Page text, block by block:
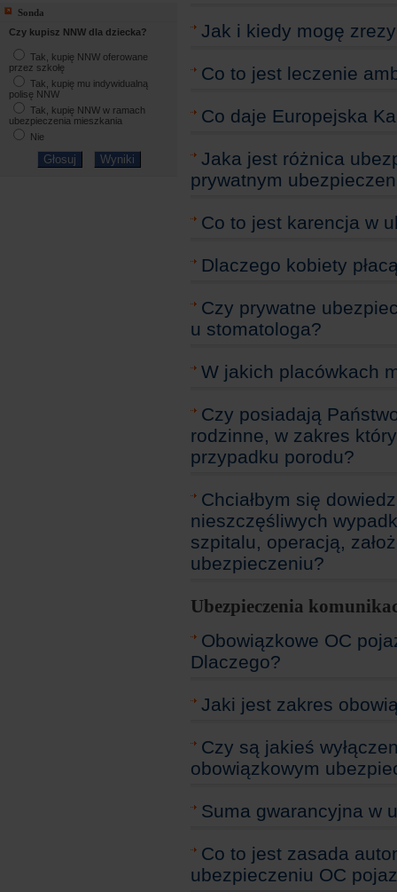
Sonda
Czy kupisz NNW dla dziecka?
Tak, kupię NNW oferowane
przez szkołę
Tak, kupię mu indywidualną
polisę NNW
Tak, kupię NNW w ramach
ubezpieczenia mieszkania
Nie
Jak i kiedy mogę
Co to jest leczenie
Co daje Europejska
Jaka jest różnica
prywatnym
Co to jest karencja w
Dlaczego kobiety
Czy prywatne
u stomatologa?
W jakich placówkach
Czy posiadają
rodzinne, w zakres
przypadku porodu?
Chciałbym się
nieszczęśliwych
szpitalu, operacją,
ubezpieczeniu?
Ubezpieczenia
Obowiązkowe OC
Dlaczego?
Jaki jest zakres
Czy są jakieś
obowiązkowym
Suma gwarancyjna w
Co to jest zasada
ubezpieczeniu OC